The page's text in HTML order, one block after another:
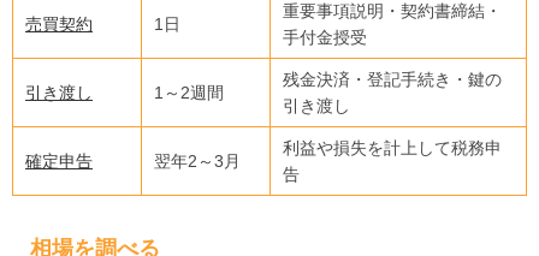
売買契約 1日
重要事項説明・契約書締結・
手付金授受
引き渡し 1～2週間
残金決済・登記手続き・鍵の
引き渡し
確定申告 翌年2～3月
利益や損失を計上して税務申
告
相場を調べる